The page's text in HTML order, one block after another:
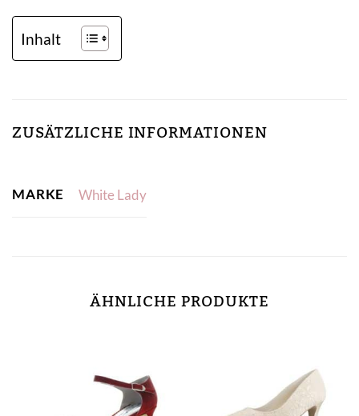
Inhalt
ZUSÄTZLICHE INFORMATIONEN
MARKE White Lady
ÄHNLICHE PRODUKTE